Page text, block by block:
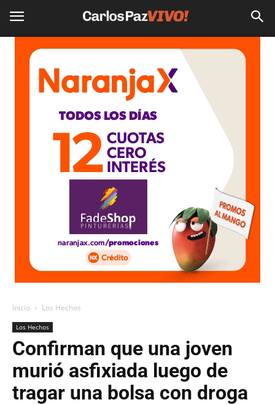
Inicio Los Hechos
Los Hechos
Confirman que una joven
murió asfixiada luego de
tragar una bolsa con droga